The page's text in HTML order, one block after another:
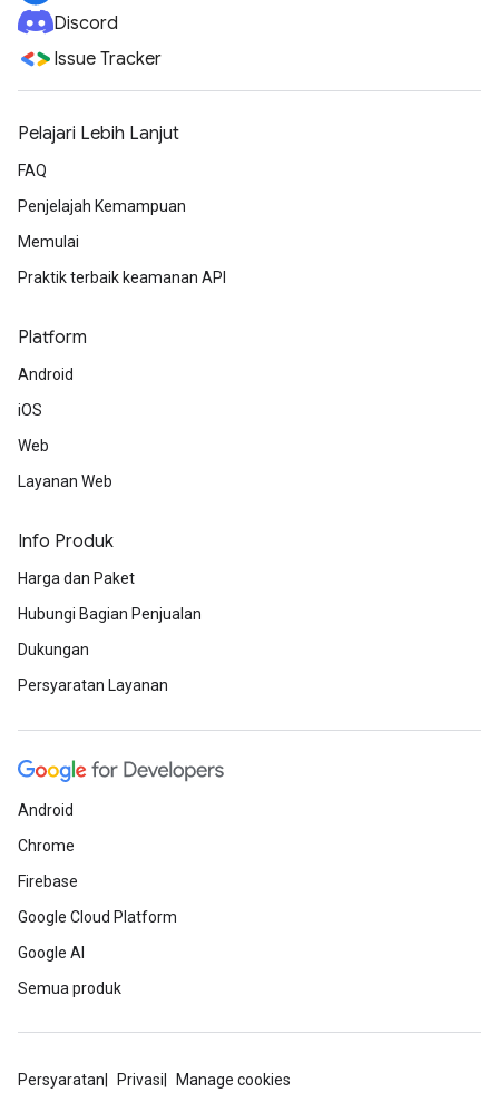
Discord
Issue Tracker
Pelajari Lebih Lanjut
FAQ
Penjelajah Kemampuan
Memulai
Praktik terbaik keamanan API
Platform
Android
iOS
Web
Layanan Web
Info Produk
Harga dan Paket
Hubungi Bagian Penjualan
Dukungan
Persyaratan Layanan
Android
Chrome
Firebase
Google Cloud Platform
Google AI
Semua produk
Persyaratan Privasi Manage cookies